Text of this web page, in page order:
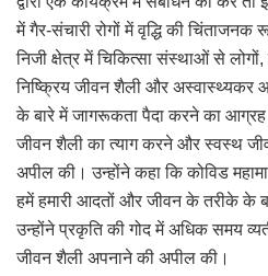
में गैर-संचारी रोगों में वृद्धि की
निजी क्षेत्र में चिकित्सा संस्थाओं से
निष्क्रिय जीवन शैली और अस्वास्थ्यकर
के बारे में जागरूकता पैदा करने का आग्रह
जीवन शैली का त्याग करने और स्वस्थ
अपील की। उन्होंने कहा कि कोविड
हमें हमारी आदतों और जीवन के तरीके के
उन्होंने प्रकृति की गोद में अधिक समय
जीवन शैली अपनाने की अपील की।